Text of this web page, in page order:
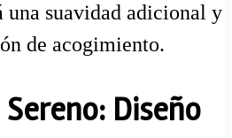
una suavidad adicional y
de acogimiento.
Diseño